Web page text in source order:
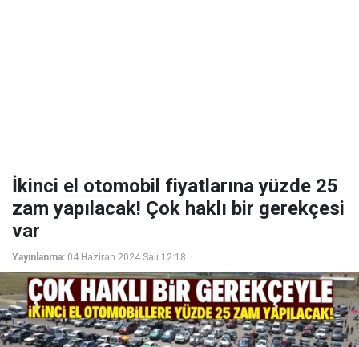
İkinci el otomobil fiyatlarına yüzde 25
zam yapılacak! Çok haklı bir gerekçesi
var
Yayınlanma: 04 Haziran 2024 Salı 12:18